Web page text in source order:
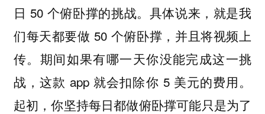
日 50 个俯卧撑的挑战。具体说来，就是我
们每天都要做 50 个俯卧撑，并且将视频上
传。期间如果有哪一天你没能完成这一挑
战，这款 app 就会扣除你 5 美元的费用。
起初，你坚持每日都做俯卧撑可能只是为了